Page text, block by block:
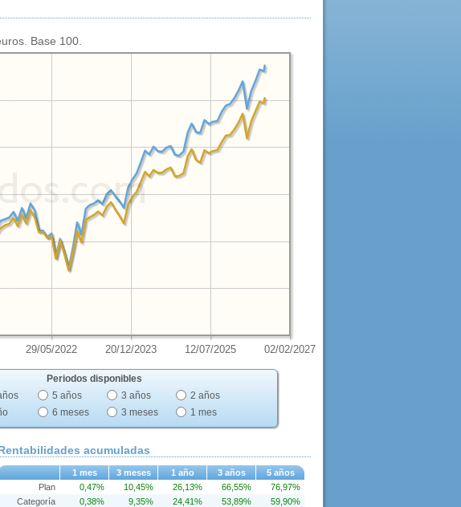
Base 100.
29/05/2022 20/12/2023 12/07/2025 02/02/2027
Periodos disponibles
5 años 3 años
2 años
6 meses 3 meses 1 mes
acumuladas
1 mes 3 meses 1 año 3 años 5 años
Plan 0,47% 10,45% 26,13% 66,55%
76,97%
Categoría
0,38% 9,35% 24,41% 53,89%
59,90%